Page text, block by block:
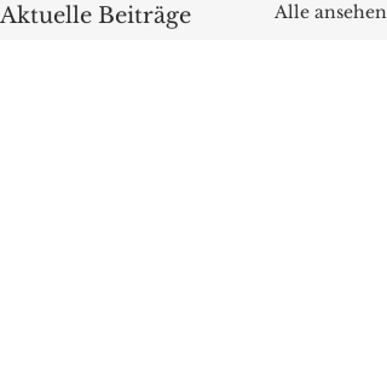
Aktuelle Beiträge Alle ansehen